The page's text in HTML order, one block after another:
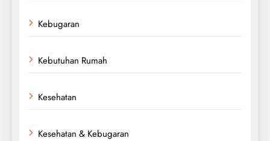
Kebugaran
Kebutuhan Rumah
Kesehatan
Kesehatan & Kebugaran